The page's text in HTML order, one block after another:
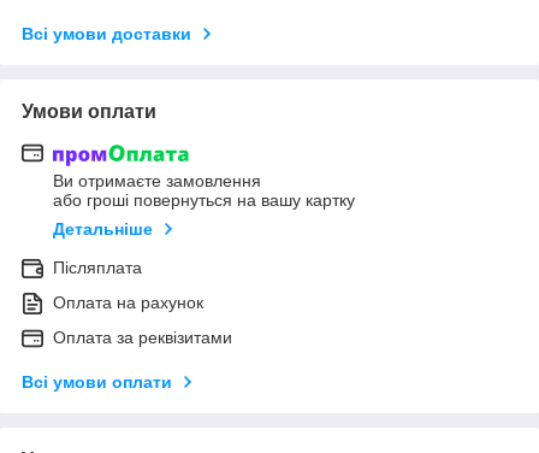
Всі умови доставки
Умови оплати
Ви отримаєте замовлення
або гроші повернуться на вашу картку
Детальніше
Післяплата
Оплата на рахунок
Оплата за реквізитами
Всі умови оплати